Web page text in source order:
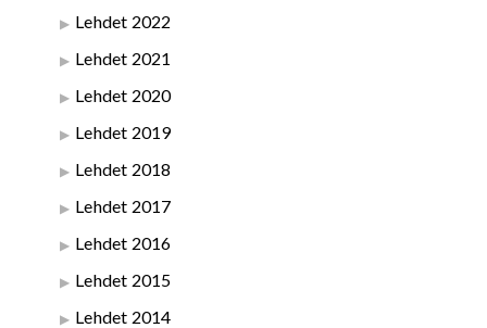
Lehdet 2022
Lehdet 2021
Lehdet 2020
Lehdet 2019
Lehdet 2018
Lehdet 2017
Lehdet 2016
Lehdet 2015
Lehdet 2014